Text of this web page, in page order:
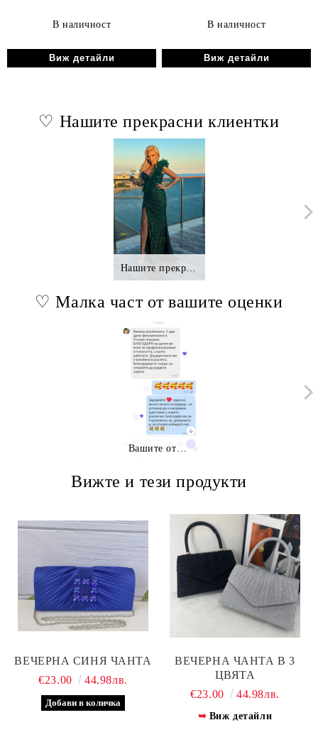
В наличност
Виж детайли
В наличност
Виж детайли
♡ Нашите прекрасни клиентки
Нашите прекрасни клиентки.,.
♡ Малка част от вашите оценки
Вашите отзиви
Вижте и тези продукти
ВЕЧЕРНА СИНЯ ЧАНТА
€23.00
44.98лв.
ВЕЧЕРНА ЧАНТА В 3
ЦВЯТА
€23.00
44.98лв.
Виж детайли